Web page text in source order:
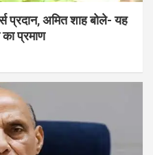
प्रदान, अमित शाह बोले- यह
प्रमाण